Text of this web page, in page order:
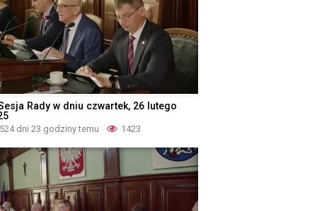
Rady w dniu czwartek, 26 lutego
524 dni 23 godziny temu 1423